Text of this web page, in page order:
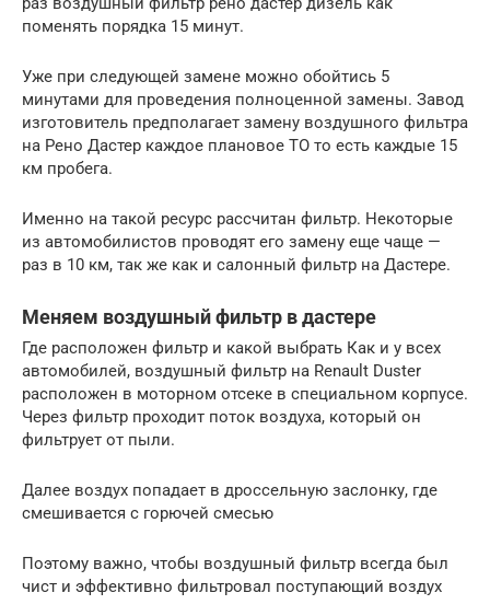
поменять порядка 15 минут.
Уже при следующей замене можно обойтись 5
минутами для проведения полноценной замены. Завод
изготовитель предполагает замену воздушного фильтра
на Рено Дастер каждое плановое ТО то есть каждые 15
км пробега.
Именно на такой ресурс рассчитан фильтр. Некоторые
из автомобилистов проводят его замену еще чаще —
раз в 10 км, так же как и салонный фильтр на Дастере.
Меняем воздушный фильтр в дастере
Где расположен фильтр и какой выбрать Как и у всех
автомобилей, воздушный фильтр на Renault Duster
расположен в моторном отсеке в специальном корпусе.
Через фильтр проходит поток воздуха, который он
фильтрует от пыли.
Далее воздух попадает в дроссельную заслонку, где
смешивается с горючей смесью
Поэтому важно, чтобы воздушный фильтр всегда был
чист и эффективно фильтровал поступающий воздух